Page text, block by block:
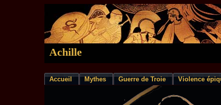
Achille
Accueil Mythes Guerre de Troie Violence